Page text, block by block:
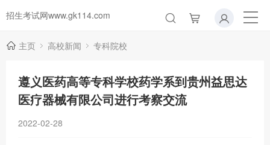
招生考试网www.gk114.com
主页 高校新闻 专科院校
遵义医药高等专科学校药学系到贵州益思达
医疗器械有限公司进行考察交流
2022-02-28